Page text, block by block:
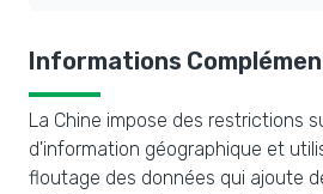
Informations
La Chine impose des restrictions
d'information géographique et
floutage des données qui ajoute